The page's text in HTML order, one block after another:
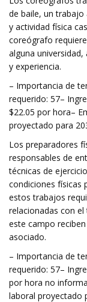
de baile, un
y actividad física
coreógrafo
alguna
y experiencia.
– Importancia de
requerido: 57–
$22.05 por hora–
proyectado para
Los preparadores
responsables de
técnicas de
condiciones físicas
estos trabajos
relacionadas con
este campo
asociado.
– Importancia de
requerido: 57–
por hora no
laboral proyectado